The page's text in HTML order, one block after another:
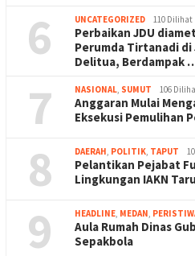
6 UNCATEGORIZED 110 Dilihat
Perbaikan JDU
Perumda Tirtanadi di
Delitua, Berdampak
7 NASIONAL, SUMUT 106
Anggaran Mulai
Eksekusi Pemulihan
8 DAERAH, POLITIK, TAPUT
Pelantikan Pejabat
Lingkungan IAKN
9 HEADLINE, MEDAN,
Aula Rumah Dinas
Sepakbola